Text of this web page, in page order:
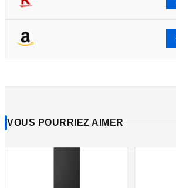
VOUS POURRIEZ AIMER